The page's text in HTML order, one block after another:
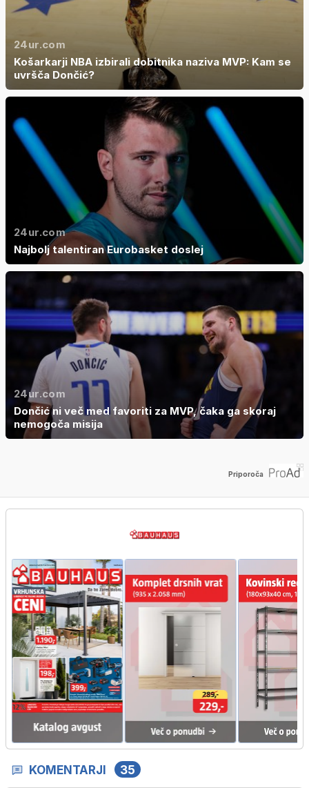
24ur.com
Košarkarji NBA izbirali dobitnika naziva MVP: Kam se
uvršča Dončić?
24ur.com
Najbolj talentiran Eurobasket doslej
24ur.com
Dončić ni več med favoriti za MVP, čaka ga skoraj
nemogoča misija
Priporoča
KOMENTARJI 35